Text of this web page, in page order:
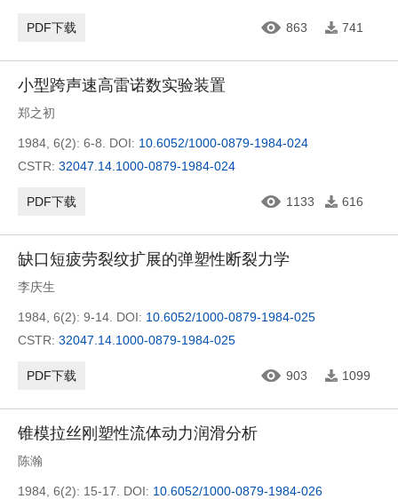
PDF下载 863 741
小型跨声速高雷诺数实验装置
郑之初
1984, 6(2): 6-8. DOI: 10.6052/1000-0879-1984-024
CSTR: 32047.14.1000-0879-1984-024
PDF下载 1133 616
缺口短疲劳裂纹扩展的弹塑性断裂力学
李庆生
1984, 6(2): 9-14. DOI: 10.6052/1000-0879-1984-025
CSTR: 32047.14.1000-0879-1984-025
PDF下载 903 1099
锥模拉丝刚塑性流体动力润滑分析
陈瀚
1984, 6(2): 15-17. DOI: 10.6052/1000-0879-1984-026